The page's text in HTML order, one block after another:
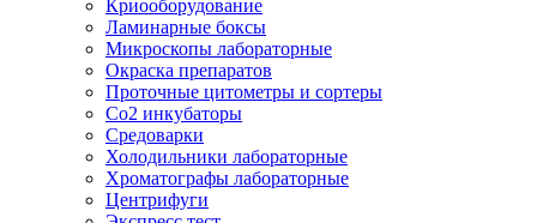
Криооборудование
Ламинарные боксы
Микроскопы лабораторные
Окраска препаратов
Проточные цитометры и сортеры
Со2 инкубаторы
Средоварки
Холодильники лабораторные
Хроматографы лабораторные
Центрифуги